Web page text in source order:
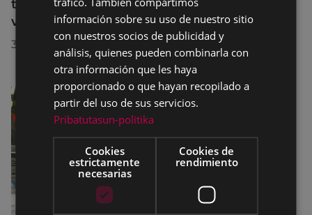
transformación turística de Eibar en su
visita a la localidad
30/07/2026
información sobre su uso de nuestro sitio
con nuestros socios de publicidad y
análisis, quienes pueden combinarla con
otra información que les haya
proporcionado o que hayan recopilado a
partir del uso de sus servicios.
Pribatutasun-politika
Cookies
estrictamente
necesarias
Cookies de
rendimiento